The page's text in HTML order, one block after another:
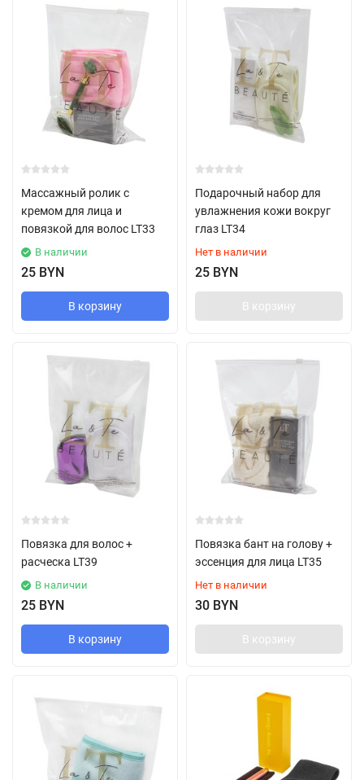
Массажный ролик с
кремом для лица и
повязкой для волос LT33
В наличии
25 BYN
В корзину
Подарочный набор для
увлажнения кожи вокруг
глаз LT34
Нет в наличии
25 BYN
В корзину
Повязка для волос +
расческа LT39
В наличии
25 BYN
В корзину
Повязка бант на голову +
эссенция для лица LT35
Нет в наличии
30 BYN
В корзину